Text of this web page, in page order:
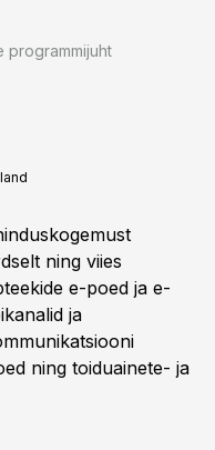
programmijuht
ning viies
e-poed ja e-
ja
ning toiduainete- ja